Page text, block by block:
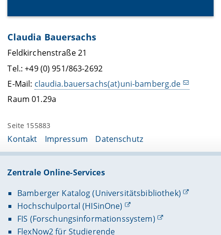
Claudia Bauersachs
Feldkirchenstraße 21
Tel.: +49 (0) 951/863-2692
E-Mail: claudia.bauersachs(at)uni-bamberg.de
Raum 01.29a
Seite 155883
Kontakt Impressum Datenschutz
Zentrale Online-Services
Bamberger Katalog (Universitätsbibliothek)
Hochschulportal (HISinOne)
FIS (Forschungsinformationssystem)
FlexNow2 für Studierende